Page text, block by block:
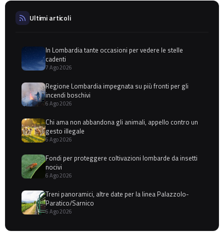
Ultimi articoli
In Lombardia tante occasioni per vedere le stelle
cadenti
7 Ago 2026
Regione Lombardia impegnata su più fronti per gli
incendi boschivi
6 Ago 2026
Chi ama non abbandona gli animali, appello contro un
gesto illegale
6 Ago 2026
Fondi per proteggere coltivazioni lombarde da insetti
nocivi
6 Ago 2026
Treni panoramici, altre date per la linea Palazzolo-
Paratico/Sarnico
6 Ago 2026